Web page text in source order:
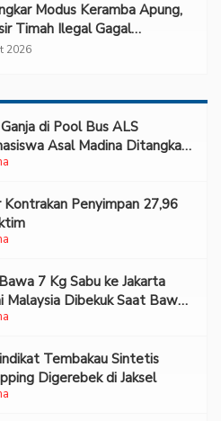
Modus Keramba Apung,
Timah Ilegal Gagal
2026
di Pool Bus ALS
Asal Madina Ditangkap
Kontrakan Penyimpan 27,96
7 Kg Sabu ke Jakarta
Malaysia Dibekuk Saat Bawa
Di Bandara Soetta
Tembakau Sintetis
Digerebek di Jaksel